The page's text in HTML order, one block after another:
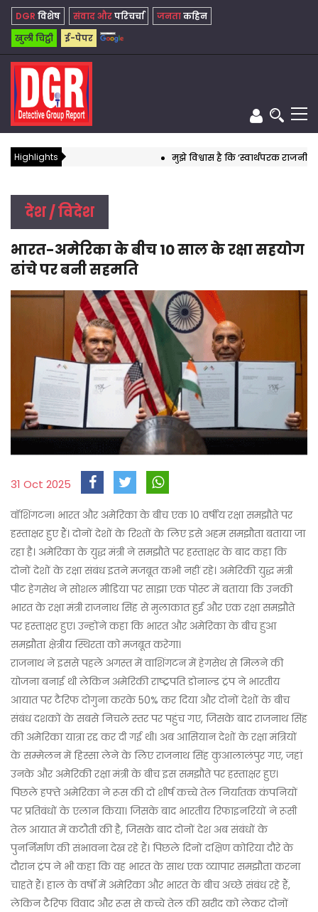
DGR विशेष संवाद औरपरिचर्चा जनताकहिन
खुली चिट्ठी
ई-पेपर
Highlights मुझे विश्वास है कि ‘स्वार्थपरक
देश / विदेश
भारत-अमेरिका के बीच 10 साल के रक्षा सहयोग
ढांचे पर बनी सहमति
31 Oct 2025
वॉशिंगटन। भारत और अमेरिका के बीच एक 10 वर्षीय रक्षा समझौते पर
हस्ताक्षर हुए हैं। दोनों देशों के रिश्तों के लिए इसे अहम समझौता बताया जा
रहा है। अमेरिका के युद्ध मंत्री ने समझौते पर हस्ताक्षर के बाद कहा कि
दोनों देशों के रक्षा संबंध इतने मजबूत कभी नहीं रहे। अमेरिकी युद्ध मंत्री
पीट हेगसेथ ने सोशल मीडिया पर साझा एक पोस्ट में बताया कि उनकी
भारत के रक्षा मंत्री राजनाथ सिंह से मुलाकात हुई और एक रक्षा समझौते
पर हस्ताक्षर हुए। उन्होंने कहा कि भारत और अमेरिका के बीच हुआ
समझौता क्षेत्रीय स्थिरता को मजबूत करेगा।
राजनाथ ने इससे पहले अगस्त में वाशिंगटन में हेगसेथ से मिलने की
योजना बनाई थी लेकिन अमेरिकी राष्ट्रपति डोनाल्ड ट्रंप ने भारतीय
आयात पर टैरिफ दोगुना करके 50% कर दिया और दोनों देशों के बीच
संबंध दशकों के सबसे निचले स्तर पर पहुंच गए, जिसके बाद राजनाथ सिंह
की अमेरिका यात्रा रद्द कर दी गई थी। अब आसियान देशों के रक्षा मंत्रियों
के सम्मेलन में हिस्सा लेने के लिए राजनाथ सिंह कुआलालंपुर गए, जहां
उनके और अमेरिकी रक्षा मंत्री के बीच इस समझौते पर हस्ताक्षर हुए।
पिछले हफ्ते अमेरिका ने रूस की दो शीर्ष कच्चे तेल निर्यातक कंपनियों
पर प्रतिबंधों के एलान किया। जिसके बाद भारतीय रिफाइनरियों ने रूसी
तेल आयात में कटौती की है, जिसके बाद दोनों देश अब संबंधों के
पुनर्निर्माण की संभावना देख रहे हैं। पिछले दिनों दक्षिण कोरिया दौरे के
दौरान ट्रंप ने भी कहा कि वह भारत के साथ एक व्यापार समझौता करना
चाहते हैं। हाल के वर्षों में अमेरिका और भारत के बीच अच्छे संबंध रहे हैं,
लेकिन टैरिफ विवाद और रूस से कच्चे तेल की खरीद को लेकर दोनों